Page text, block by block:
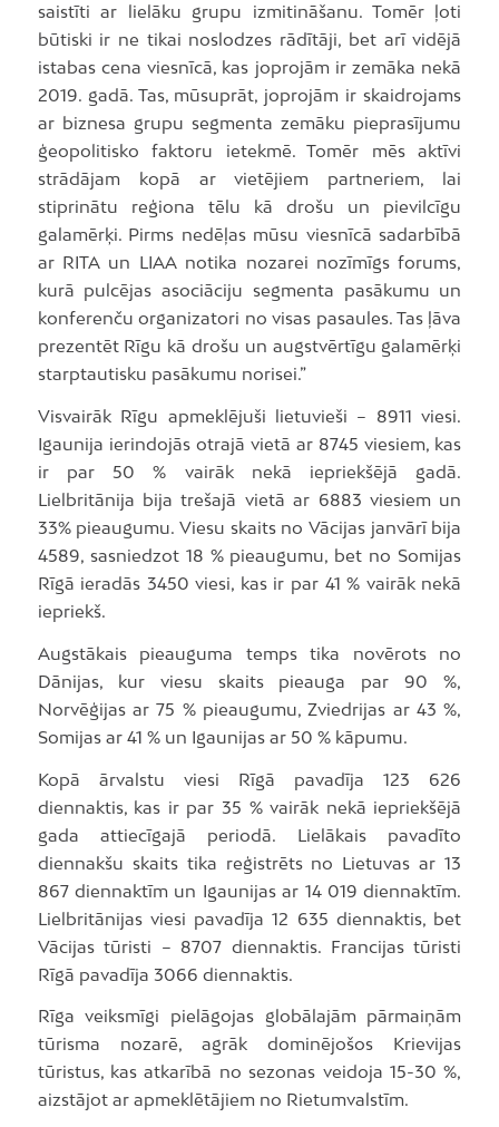
saistīti ar lielāku grupu izmitināšanu. Tomēr ļoti
būtiski ir ne tikai noslodzes rādītāji, bet arī vidējā
istabas cena viesnīcā, kas joprojām ir zemāka nekā
2019. gadā. Tas, mūsuprāt, joprojām ir skaidrojams
ar biznesa grupu segmenta zemāku pieprasījumu
ģeopolitisko faktoru ietekmē. Tomēr mēs aktīvi
strādājam kopā ar vietējiem partneriem, lai
stiprinātu reģiona tēlu kā drošu un pievilcīgu
galamērķi. Pirms nedēļas mūsu viesnīcā sadarbībā
ar RITA un LIAA notika nozarei nozīmīgs forums,
kurā pulcējas asociāciju segmenta pasākumu un
konferenču organizatori no visas pasaules. Tas ļāva
prezentēt Rīgu kā drošu un augstvērtīgu galamērķi
starptautisku pasākumu norisei.”
Visvairāk Rīgu apmeklējuši lietuvieši – 8911 viesi.
Igaunija ierindojās otrajā vietā ar 8745 viesiem, kas
ir par 50 % vairāk nekā iepriekšējā gadā.
Lielbritānija bija trešajā vietā ar 6883 viesiem un
33% pieaugumu. Viesu skaits no Vācijas janvārī bija
4589, sasniedzot 18 % pieaugumu, bet no Somijas
Rīgā ieradās 3450 viesi, kas ir par 41 % vairāk nekā
iepriekš.
Augstākais pieauguma temps tika novērots no
Dānijas, kur viesu skaits pieauga par 90 %,
Norvēģijas ar 75 % pieaugumu, Zviedrijas ar 43 %,
Somijas ar 41 % un Igaunijas ar 50 % kāpumu.
Kopā ārvalstu viesi Rīgā pavadīja 123 626
diennaktis, kas ir par 35 % vairāk nekā iepriekšējā
gada attiecīgajā periodā. Lielākais pavadīto
diennakšu skaits tika reģistrēts no Lietuvas ar 13
867 diennaktīm un Igaunijas ar 14 019 diennaktīm.
Lielbritānijas viesi pavadīja 12 635 diennaktis, bet
Vācijas tūristi – 8707 diennaktis. Francijas tūristi
Rīgā pavadīja 3066 diennaktis.
Rīga veiksmīgi pielāgojas globālajām pārmaiņām
tūrisma nozarē, agrāk dominējošos Krievijas
tūristus, kas atkarībā no sezonas veidoja 15-30 %,
aizstājot ar apmeklētājiem no Rietumvalstīm.